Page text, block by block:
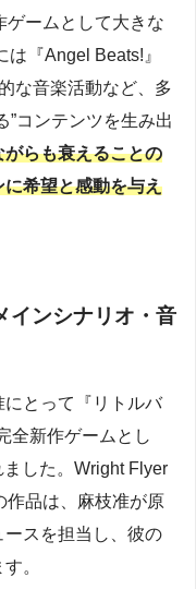
ゲームとして大きな
『Angel Beats!』
な音楽活動など、多
”コンテンツを生み出
らも衰えることの
希望と感動を与え
インシナリオ・音
にとって『リトルバ
全新作ゲームとし
した。Wright Flyer
作品は、麻枝准が原
スを担当し、彼の
。